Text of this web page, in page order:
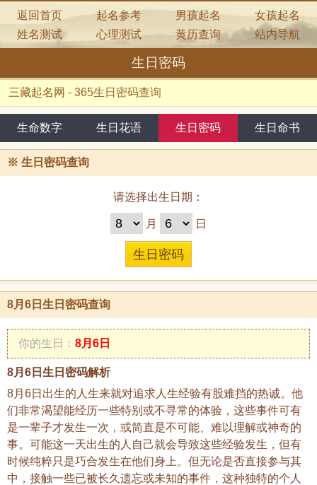
返回首页 起名参考 男孩起名
女孩起名
姓名测试
心理测试 黄历查询 站内导航
生日密码
三藏起名网 - 365生日密码查询
生命数字 生日花语 生日密码 生日命书
※ 生日密码查询
请选择出生日期：
月 日
8月6日生日密码查询
你的生日： 8月6日
8月6日生日密码解析
8月6日出生的人生来就对追求人生经验有股难挡的热诚。他
们非常渴望能经历一些特别或不寻常的体验，这些事件可有
是一辈子才发生一次，或简直是不可能、难以理解或神奇的
事。可能这一天出生的人自己就会导致这些经验发生，但有
时候纯粹只是巧合发生在他们身上。但无论是否直接参与其
中，接触一些已被长久遗忘或未知的事件，这种独特的个人